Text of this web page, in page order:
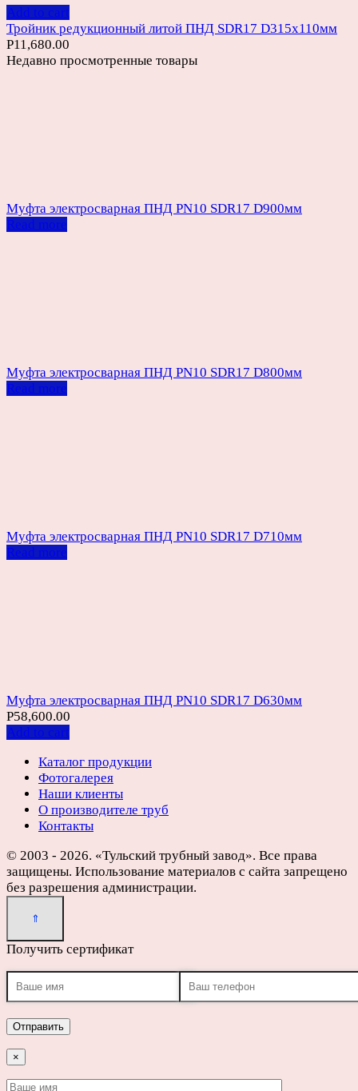
Add to cart
Тройник редукционный литой ПНД SDR17 D315х110мм
Р11,680.00
Недавно просмотренные товары
Муфта электросварная ПНД PN10 SDR17 D900мм
Read more
Муфта электросварная ПНД PN10 SDR17 D800мм
Read more
Муфта электросварная ПНД PN10 SDR17 D710мм
Read more
Муфта электросварная ПНД PN10 SDR17 D630мм
Р58,600.00
Add to cart
Каталог продукции
Фотогалерея
Наши клиенты
О производителе труб
Контакты
© 2003 - 2026. «Тульский трубный завод». Все права
защищены. Использование материалов с сайта запрещено
без разрешения администрации.
Получить сертификат
×